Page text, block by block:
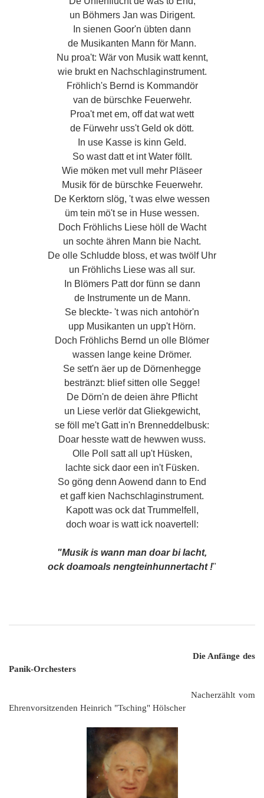
un Böhmers Jan was Dirigent.
In sienen Goor'n übten dann
de Musikanten Mann för Mann.
Nu proa't: Wär von Musik watt kennt,
wie brukt en Nachschlaginstrument.
Fröhlich's Bernd is Kommandör
van de bürschke Feuerwehr.
Proa't met em, off dat wat wett
de Fürwehr uss't Geld ok dött.
In use Kasse is kinn Geld.
So wast datt et int Water föllt.
Wie möken met vull mehr Pläseer
Musik för de bürschke Feuerwehr.
De Kerktorn slög, 't was elwe wessen
üm tein mö't se in Huse wessen.
Doch Fröhlichs Liese höll de Wacht
un sochte ähren Mann bie Nacht.
De olle Schludde bloss, et was twölf Uhr
un Fröhlichs Liese was all sur.
In Blömers Patt dor fünn se dann
de Instrumente un de Mann.
Se bleckte- 't was nich antohör'n
upp Musikanten un upp't Hörn.
Doch Fröhlichs Bernd un olle Blömer
wassen lange keine Drömer.
Se sett'n äer up de Dörnenhegge
bestränzt: blief sitten olle Segge!
De Dörn'n de deien ähre Pflicht
un Liese verlör dat Gliekgewicht,
se föll me't Gatt in'n Brenneddelbusk:
Doar hesste watt de hewwen wuss.
Olle Poll satt all up't Hüsken,
lachte sick daor een in't Füsken.
So göng denn Aowend dann to End
et gaff kien Nachschlaginstrument.
Kapott was ock dat Trummelfell,
doch woar is watt ick noavertell:
"Musik is wann man doar bi lacht,
ock doamoals nengteinhunnertacht !"
Die Anfänge des
Panik-Orchesters
Nacherzählt vom
Ehrenvorsitzenden Heinrich "Tsching" Hölscher